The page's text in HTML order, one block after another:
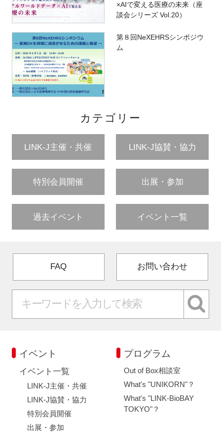
×AIで変える医療の未来（座
談会シリーズ Vol.20）
第８回NeXEHRSシンポジウ
ム
カテゴリー
LINK-J主催・共催 LINK-J協賛・協力
特別会員開催 出展・参加
過去イベント イベント一覧
FAQ お問い合わせ
イベント
イベント一覧
LINK-J主催・共催
LINK-J協賛・協力
特別会員開催
出展・参加
プログラム
Out of Box相談室
What's "UNIKORN"？
What's "LINK-BioBAY
TOKYO"？